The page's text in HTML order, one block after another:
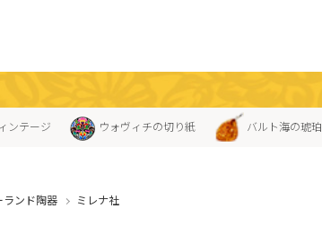
ンテージ ウォヴィチの切り紙 バルト海の琥珀
ランド陶器 ミレナ社